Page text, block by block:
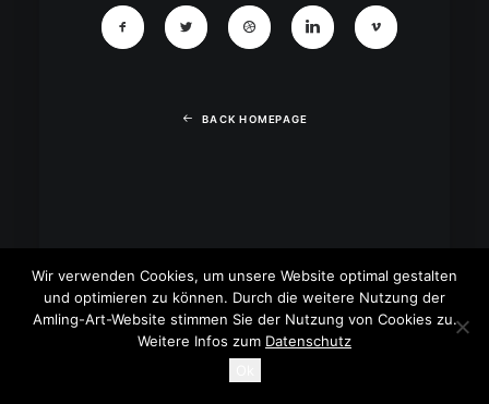
BACK HOMEPAGE
Wir verwenden Cookies, um unsere Website optimal gestalten
und optimieren zu können. Durch die weitere Nutzung der
Amling-Art-Website stimmen Sie der Nutzung von Cookies zu.
Weitere Infos zum Datenschutz